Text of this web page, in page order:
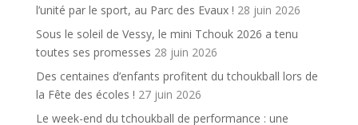
l’unité par le sport, au Parc des Evaux ! 28 juin 2026
Sous le soleil de Vessy, le mini Tchouk 2026 a tenu
toutes ses promesses 28 juin 2026
Des centaines d’enfants profitent du tchoukball lors de
la Fête des écoles ! 27 juin 2026
Le week-end du tchoukball de performance : une